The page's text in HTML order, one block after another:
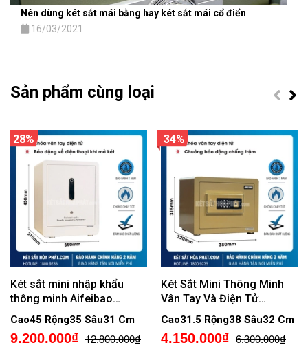
Nên dùng két sắt mái bằng hay két sắt mái cổ điển
16/03/2021
Sản phẩm cùng loại
28%
Két sắt mini nhập khẩu
thông minh Aifeibao
KV386 vân tay điện tử, kết
nối app
Cao45 Rộng35 Sâu31 Cm
9.200.000₫ 12.800.000₫
34%
Két Sắt Mini Thông Minh
Vân Tay Và Điện Tử
AIFEIBAO SAFE HK-M/D-
35-BL
Cao31.5 Rộng38 Sâu32 Cm
4.150.000₫ 6.300.000₫